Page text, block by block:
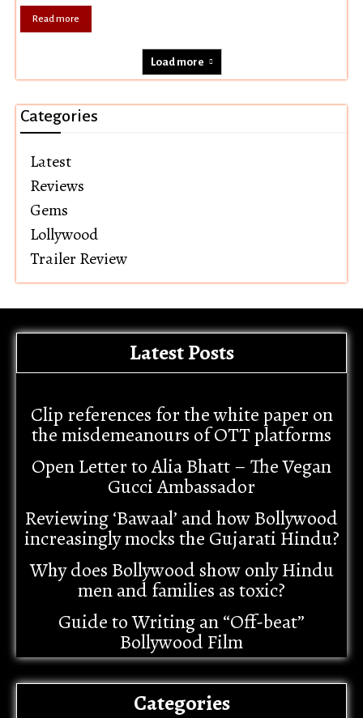
Read more
Load more
Categories
Latest
Reviews
Gems
Lollywood
Trailer Review
Latest Posts
Clip references for the white paper on
the misdemeanours of OTT platforms
Open Letter to Alia Bhatt – The Vegan
Gucci Ambassador
Reviewing ‘Bawaal’ and how Bollywood
increasingly mocks the Gujarati Hindu?
Why does Bollywood show only Hindu
men and families as toxic?
Guide to Writing an “Off-beat”
Bollywood Film
Categories